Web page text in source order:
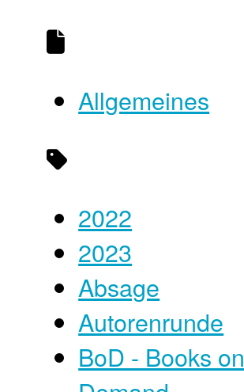
Allgemeines
2022
2023
Absage
Autorenrunde
BoD - Books on